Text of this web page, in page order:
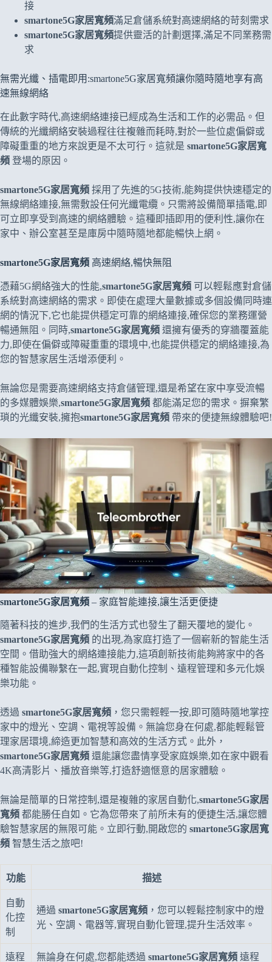
接
smartone5G家居寬頻滿足倉儲系統對高速網絡的苛刻需求
smartone5G家居寬頻提供靈活的計劃選擇,滿足不同業務需
求
無需光纖、插電即用:smartone5G家居寬頻讓你隨時隨地享有高
速無線網絡
在此數字時代,高速網絡連接已經成為生活和工作的必需品。但
傳統的光纖網絡安裝過程往往複雜而耗時,對於一些位處偏僻或
障礙重重的地方來說更是不太可行。這就是 smartone5G家居寬
頻 登場的原因。
smartone5G家居寬頻 採用了先進的5G技術,能夠提供快速穩定的
無線網絡連接,無需敷設任何光纖電纜。只需將設備簡單插電,即
可立即享受到高速的網絡體驗。這種即插即用的便利性,讓你在
家中、辦公室甚至是庫房中隨時隨地都能暢快上網。
smartone5G家居寬頻 高速網絡,暢快無阻
憑藉5G網絡強大的性能,smartone5G家居寬頻 可以輕鬆應對倉儲
系統對高速網絡的需求。即使在處理大量數據或多個設備同時連
網的情況下,它也能提供穩定可靠的網絡連接,確保您的業務運營
暢通無阻。同時,smartone5G家居寬頻 還擁有優秀的穿牆覆蓋能
力,即使在偏僻或障礙重重的環境中,也能提供穩定的網絡連接,為
您的智慧家居生活增添便利。
無論您是需要高速網絡支持倉儲管理,還是希望在家中享受流暢
的多媒體娛樂,smartone5G家居寬頻 都能滿足您的需求。摒棄繁
瑣的光纖安裝,擁抱smartone5G家居寬頻 帶來的便捷無線體驗吧!
smartone5G家居寬頻 – 家庭智能連接,讓生活更便捷
隨著科技的進步,我們的生活方式也發生了翻天覆地的變化。
smartone5G家居寬頻 的出現,為家庭打造了一個嶄新的智能生活
空間。借助強大的網絡連接能力,這項創新技術能夠將家中的各
種智能設備聯繫在一起,實現自動化控制、遠程管理和多元化娛
樂功能。
透過 smartone5G家居寬頻 ，您只需輕輕一按,即可隨時隨地掌控
家中的燈光、空調、電視等設備。無論您身在何處,都能輕鬆管
理家居環境,締造更加智慧和高效的生活方式。此外，
smartone5G家居寬頻 還能讓您盡情享受家庭娛樂,如在家中觀看
4K高清影片、播放音樂等,打造舒適愜意的居家體驗。
無論是簡單的日常控制,還是複雜的家居自動化,smartone5G家居
寬頻 都能勝任自如。它為您帶來了前所未有的便捷生活,讓您體
驗智慧家居的無限可能。立即行動,開啟您的 smartone5G家居寬
頻 智慧生活之旅吧!
功能 描述
自動
化控
制
通過 smartone5G家居寬頻 ，您可以輕鬆控制家中的燈
光、空調、電器等,實現自動化管理,提升生活效率。
遠程 無論身在何處,您都能透過 smartone5G家居寬頻 遠程